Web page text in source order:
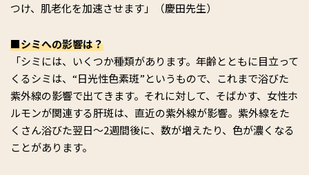
つけ、肌老化を加速させます」（慶田先生）
■シミへの影響は？
「シミには、いくつか種類があります。年齢とともに目立って
くるシミは、“日光性色素斑”というもので、これまで浴びた
紫外線の影響で出てきます。それに対して、そばかす、女性ホ
ルモンが関連する肝斑は、直近の紫外線が影響。紫外線をた
くさん浴びた翌日～2週間後に、数が増えたり、色が濃くなる
ことがあります。